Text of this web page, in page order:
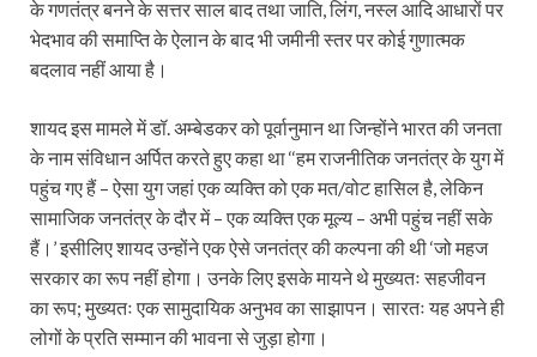
के गणतंत्र बनने के सत्तर साल बाद तथा जाति, लिंग, नस्ल आदि आधारों पर
भेदभाव की समाप्ति के ऐलान के बाद भी जमीनी स्तर पर कोई गुणात्मक
बदलाव नहीं आया है।
शायद इस मामले में डॉ. अम्बेडकर को पूर्वानुमान था जिन्होंने भारत की जनता
के नाम संविधान अर्पित करते हुए कहा था ‘‘हम राजनीतिक जनतंत्र के युग में
पहुंच गए हैं – ऐसा युग जहां एक व्यक्ति को एक मत/वोट हासिल है, लेकिन
सामाजिक जनतंत्र के दौर में – एक व्यक्ति एक मूल्य – अभी पहुंच नहीं सके
हैं।’ इसीलिए शायद उन्होंने एक ऐसे जनतंत्र की कल्पना की थी ‘जो महज
सरकार का रूप नहीं होगा। उनके लिए इसके मायने थे मुख्यतः सहजीवन
का रूप; मुख्यतः एक सामुदायिक अनुभव का साझापन। सारतः यह अपने ही
लोगों के प्रति सम्मान की भावना से जुड़ा होगा।